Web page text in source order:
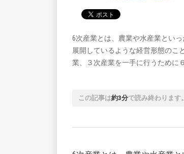
6次産業とは、農業や水産業とい
展開しているような経営形態のこ
業、３次産業を一手に行うために
この記事は約3分で読み終わります。